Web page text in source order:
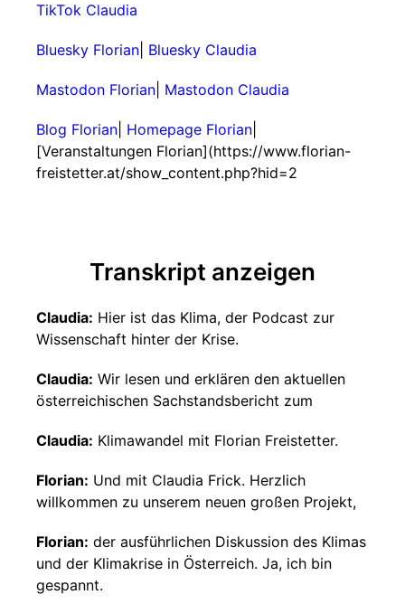
TikTok Claudia
Bluesky Florian Bluesky Claudia
Mastodon Florian Mastodon Claudia
Blog Florian Homepage Florian
[Veranstaltungen Florian](https://www.florian-
freistetter.at/show_content.php?hid=2
Transkript anzeigen
Claudia: Hier ist das Klima, der Podcast zur
Wissenschaft hinter der Krise.
Claudia: Wir lesen und erklären den aktuellen
österreichischen Sachstandsbericht zum
Claudia: Klimawandel mit Florian Freistetter.
Florian: Und mit Claudia Frick. Herzlich
willkommen zu unserem neuen großen Projekt,
Florian: der ausführlichen Diskussion des Klimas
und der Klimakrise in Österreich. Ja, ich bin
gespannt.